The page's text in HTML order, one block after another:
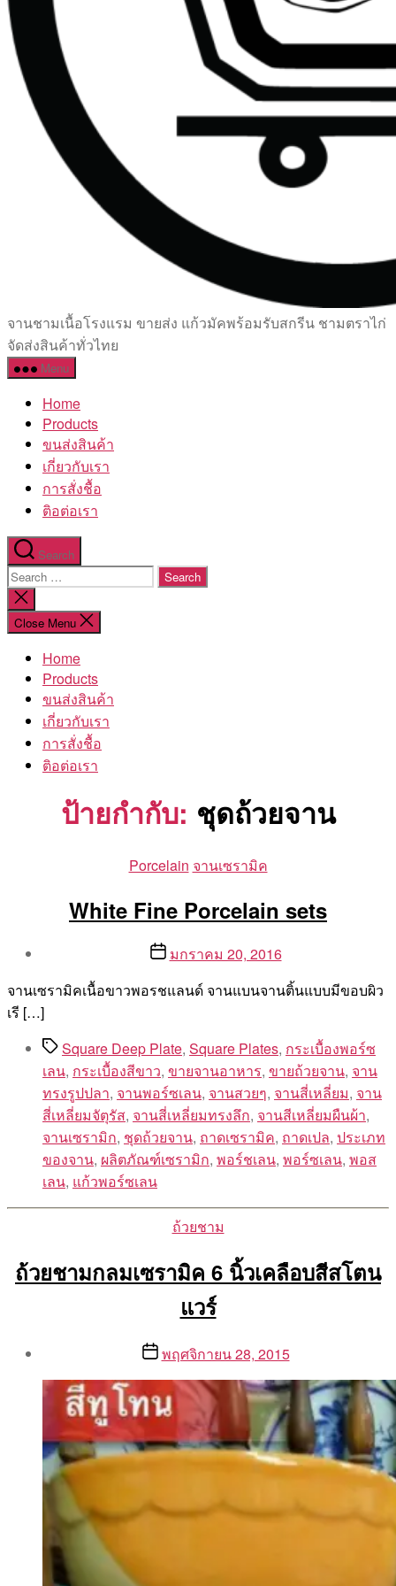
เซรามิค
ครบ
ครัน
โรงงาน
จานชามเนื้อโรงแรม ขายส่ง แก้วมัคพร้อมรับสกรีน ชามตราไก่
จัดส่งสินค้าทั่วไทย
Menu
Home
Products
ขนส่งสินค้า
เกี่ยวกับเรา
การสั่งชื้อ
ติอต่อเรา
Search
Search
for:
Close
search
Close Menu
Home
Products
ขนส่งสินค้า
เกี่ยวกับเรา
การสั่งชื้อ
ติอต่อเรา
ป้ายกำกับ: ชุดถ้วยจาน
Categories
Porcelain จานเซรามิค
White Fine Porcelain sets
Aea
Postมกราคม 20, 2016
จานเซรามิคเนื้อขาวพอรชแลนด์ จานแบนจานติ้นแบบมีขอบผิว
เรี […]
TagsSquare Deep Plate, Square Plates, กระเบื้องพอร์ซ
เลน, กระเบื้องสีขาว, ขายจานอาหาร, ขายถ้วยจาน, จาน
ทรงรูปปลา, จานพอร์ซเลน, จานสวยๆ, จานสี่เหลี่ยม, จาน
สี่เหลี่ยมจัตุรัส, จานสี่เหลี่ยมทรงลึก, จานสีเหลี่ยมผืนผ้า,
จานเซรามิก, ชุดถ้วยจาน, ถาดเซรามิค, ถาดเปล, ประเภท
ของจาน, ผลิตภัณฑ์เซรามิก, พอร์ชเลน, พอร์ซเลน, พอส
เลน, แก้วพอร์ซเลน
Categories
ถ้วยชาม
ถ้วยชามกลมเซรามิค 6 นิ้วเคลือบสีสโตน
แวร์
By
Aea
Postพฤศจิกายน 28, 2015